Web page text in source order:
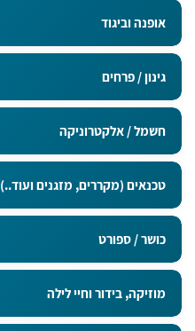
אופנה וביגוד
גינון / פרחים
חשמל / אלקטרוניקה
טכנאים (מקררים, מזגנים ועוד..)
כושר / ספורט
מוזיקה, בידור וחיי לילה